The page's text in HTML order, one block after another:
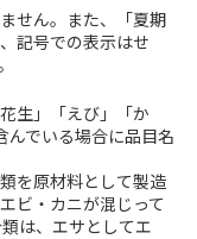
せん。また、「夏期
記号での表示はせ
生」「えび」「か
んでいる場合に品目名
を原材料として製造
ビ・カニが混じって
は、エサとしてエ